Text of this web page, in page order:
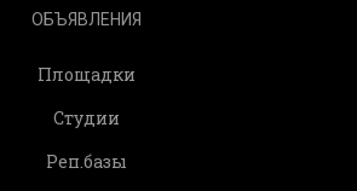
ОБЪЯВЛЕНИЯ
Площадки
Студии
Реп.базы